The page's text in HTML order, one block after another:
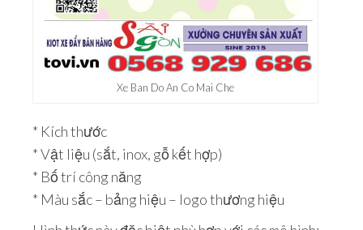
Xe Ban Do An Co Mai Che
* Kích thước
* Vật liệu (sắt, inox, gỗ kết hợp)
* Bố trí công năng
* Màu sắc – bảng hiệu – logo thương hiệu